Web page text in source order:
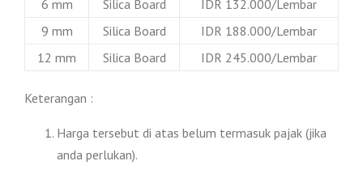
6 mm Silica Board
IDR 132.000/Lembar
9 mm
Silica Board
IDR 188.000/Lembar
12 mm
Silica Board IDR 245.000/Lembar
Keterangan :
Harga tersebut di atas belum termasuk pajak (jika
anda perlukan).